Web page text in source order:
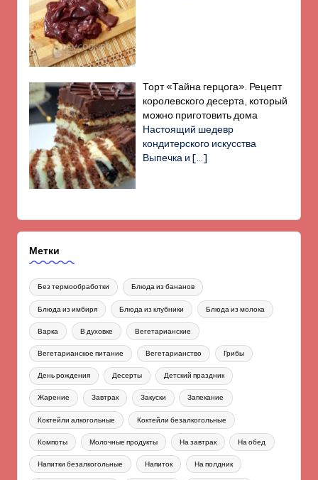
Торт «Тайна герцога». Рецепт
королевского десерта, который
можно приготовить дома
Настоящий шедевр
кондитерского искусства
Выпечка и[…]
Метки
Без термообработки Блюда из бананов
Блюда из имбиря Блюда из клубники Блюда из молока
Варка В духовке Вегетарианские
Вегетарианское питание Вегетарианство Грибы
День рождения Десерты Детский праздник
Жарение Завтрак Закуски Запекание
Коктейли алкогольные Коктейли безалкогольные
Компоты Молочные продукты На завтрак На обед
Напитки безалкогольные Напиток На полдник